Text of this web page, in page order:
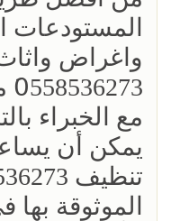
المستودعات
واغراض
مع الخبراء
يمكن أن
الموثوقة